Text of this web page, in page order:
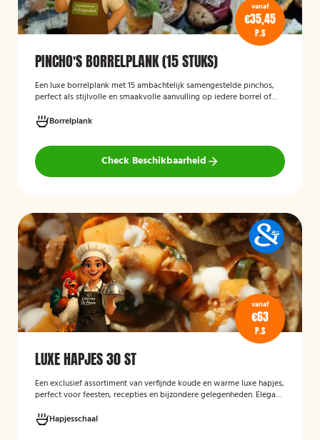
vanaf
€35,45
P.S
PINCHO'S BORRELPLANK (15 STUKS)
Een luxe borrelplank met 15 ambachtelijk samengestelde pinchos,
perfect als stijlvolle en smaakvolle aanvulling op iedere borrel of
Borrelplank
Check Beschikbaarheid
vanaf
€63
P.S
LUXE HAPJES 30 ST
Een exclusief assortiment van verfijnde koude en warme luxe hapjes,
perfect voor feesten, recepties en bijzondere gelegenheden. Elegant
garnituren.
Hapjesschaal